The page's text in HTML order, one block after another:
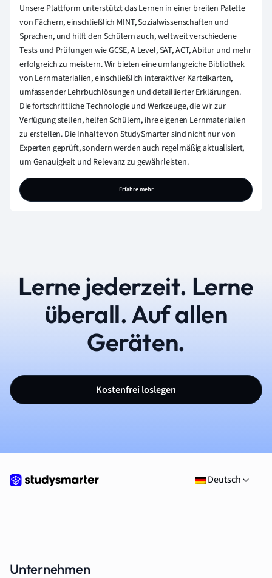
Unsere Plattform unterstützt das Lernen in einer breiten Palette
von Fächern, einschließlich MINT, Sozialwissenschaften und
Sprachen, und hilft den Schülern auch, weltweit verschiedene
Tests und Prüfungen wie GCSE, A Level, SAT, ACT, Abitur und mehr
erfolgreich zu meistern. Wir bieten eine umfangreiche Bibliothek
von Lernmaterialien, einschließlich interaktiver Karteikarten,
umfassender Lehrbuchlösungen und detaillierter Erklärungen.
Die fortschrittliche Technologie und Werkzeuge, die wir zur
Verfügung stellen, helfen Schülern, ihre eigenen Lernmaterialien
zu erstellen. Die Inhalte von StudySmarter sind nicht nur von
Experten geprüft, sondern werden auch regelmäßig aktualisiert,
um Genauigkeit und Relevanz zu gewährleisten.
Erfahre mehr
Lerne jederzeit. Lerne
überall. Auf allen
Geräten.
Kostenfrei loslegen
Deutsch
Unternehmen